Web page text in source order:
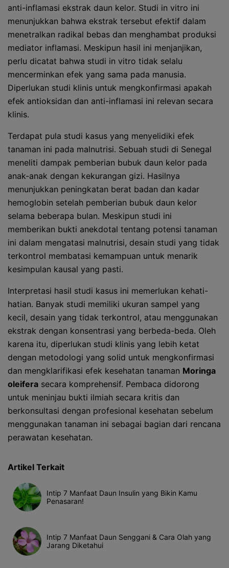
anti-inflamasi ekstrak daun kelor. Studi in vitro ini
menunjukkan bahwa ekstrak tersebut efektif dalam
menetralkan radikal bebas dan menghambat produksi
mediator inflamasi. Meskipun hasil ini menjanjikan,
perlu dicatat bahwa studi in vitro tidak selalu
mencerminkan efek yang sama pada manusia.
Diperlukan studi klinis untuk mengkonfirmasi apakah
efek antioksidan dan anti-inflamasi ini relevan secara
klinis.
Terdapat pula studi kasus yang menyelidiki efek
tanaman ini pada malnutrisi. Sebuah studi di Senegal
meneliti dampak pemberian bubuk daun kelor pada
anak-anak dengan kekurangan gizi. Hasilnya
menunjukkan peningkatan berat badan dan kadar
hemoglobin setelah pemberian bubuk daun kelor
selama beberapa bulan. Meskipun studi ini
memberikan bukti anekdotal tentang potensi tanaman
ini dalam mengatasi malnutrisi, desain studi yang tidak
terkontrol membatasi kemampuan untuk menarik
kesimpulan kausal yang pasti.
Interpretasi hasil studi kasus ini memerlukan kehati-
hatian. Banyak studi memiliki ukuran sampel yang
kecil, desain yang tidak terkontrol, atau menggunakan
ekstrak dengan konsentrasi yang berbeda-beda. Oleh
karena itu, diperlukan studi klinis yang lebih ketat
dengan metodologi yang solid untuk mengkonfirmasi
dan mengklarifikasi efek kesehatan tanaman Moringa
oleifera secara komprehensif. Pembaca didorong
untuk meninjau bukti ilmiah secara kritis dan
berkonsultasi dengan profesional kesehatan sebelum
menggunakan tanaman ini sebagai bagian dari rencana
perawatan kesehatan.
Artikel Terkait
Intip 7 Manfaat Daun Insulin yang Bikin Kamu
Penasaran!
Intip 7 Manfaat Daun Senggani & Cara Olah yang
Jarang Diketahui